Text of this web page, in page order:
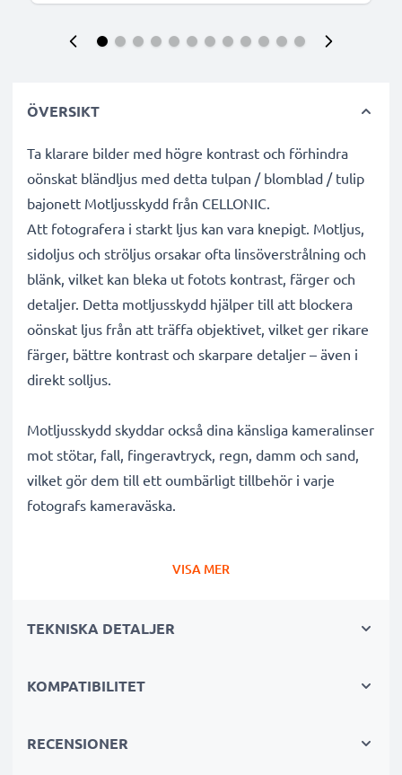
ÖVERSIKT
Ta klarare bilder med högre kontrast och förhindra
oönskat bländljus med detta tulpan / blomblad / tulip
bajonett Motljusskydd från CELLONIC.
Att fotografera i starkt ljus kan vara knepigt. Motljus,
sidoljus och ströljus orsakar ofta linsöverstrålning och
blänk, vilket kan bleka ut fotots kontrast, färger och
detaljer. Detta motljusskydd hjälper till att blockera
oönskat ljus från att träffa objektivet, vilket ger rikare
färger, bättre kontrast och skarpare detaljer – även i
direkt solljus.
Motljusskydd skyddar också dina känsliga kameralinser
mot stötar, fall, fingeravtryck, regn, damm och sand,
vilket gör dem till ett oumbärligt tillbehör i varje
fotografs kameraväska.
videokameror, systemkameror och mer
✔ Tar bort oönskat motljus, sidoljusblänk och
VISA MER
TEKNISKA DETALJER
KOMPATIBILITET
RECENSIONER